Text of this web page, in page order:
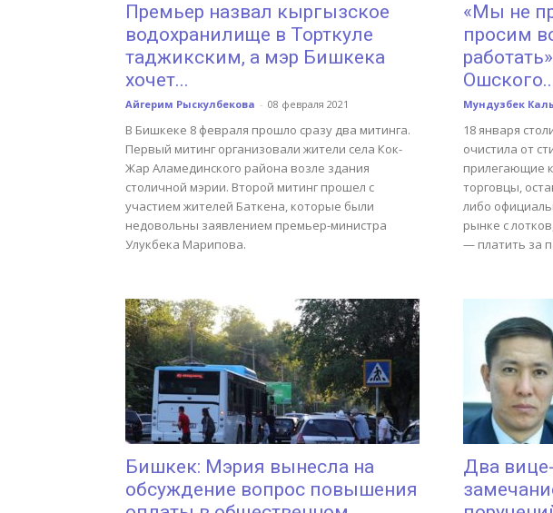
Премьер назвал кыргызское
водохранилище в Торткуле
таджикским, а мэр Бишкека
хочет...
Айгерим Рыскулбекова - 08 февраля 2021
В Бишкеке 8 февраля прошло сразу два митинга.
Первый митинг организовали жители села Кок-
Жар Аламединского района возле здания
столичной мэрии. Второй митинг прошел с
участием жителей Баткена, которые были
недовольны заявлением премьер-министра
Улукбека Марипова.
«Мы не
просим
Мундузбек
18 января
очистила от
прилегающие
торговцы,
либо
рынке с
— платить за
Бишкек: Мэрия вынесла на
обсуждение вопрос повышения
Два